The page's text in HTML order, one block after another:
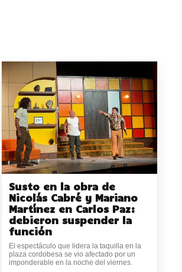
Susto en la obra de
Nicolás Cabré y Mariano
Martínez en Carlos Paz:
debieron suspender la
función
El espectáculo que lidera la taquilla en la
plaza cordobesa se vio afectado por un
imponderable en la noche del viernes.